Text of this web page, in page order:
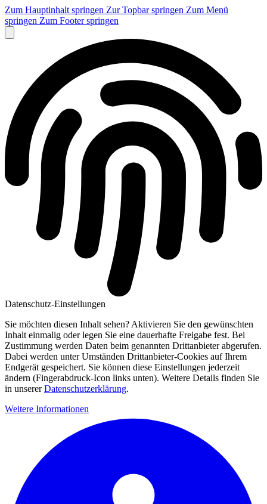
Zum Hauptinhalt springen Zur Topbar springen Zum Menü
springen Zum Footer springen
Datenschutz-Einstellungen
Sie möchten diesen Inhalt sehen? Aktivieren Sie den gewünschten
Inhalt einmalig oder legen Sie eine dauerhafte Freigabe fest. Bei
Zustimmung werden Daten beim genannten Drittanbieter abgerufen.
Dabei werden unter Umständen Drittanbieter-Cookies auf Ihrem
Endgerät gespeichert. Sie können diese Einstellungen jederzeit
ändern (Fingerabdruck-Icon links unten). Weitere Details finden Sie
in unsererDatenschutzerklärung.
Weitere Informationen